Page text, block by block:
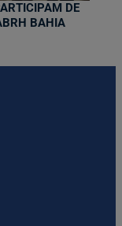
DE
BAHIA